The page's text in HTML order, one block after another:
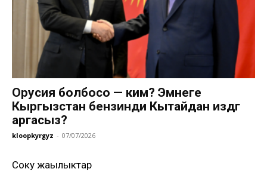
Орусия болбосо — ким? Эмнеге
Кыргызстан бензинди Кытайдан издөөгө
аргасыз?
kloopkyrgyz - 07/07/2026
Соңку жаңылыктар